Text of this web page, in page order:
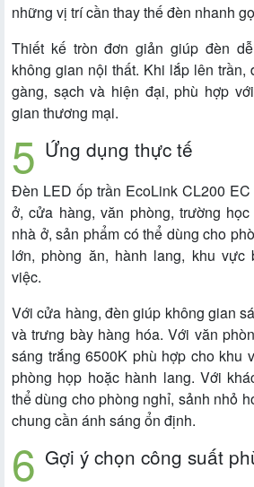
những vị trí cần thay thế đèn nhanh
Thiết kế tròn đơn giản giúp đèn
không gian nội thất. Khi lắp lên trần,
gàng, sạch và hiện đại, phù hợp
gian thương mại.
Ứng dụng thực tế
Đèn LED ốp trần EcoLink CL200
ở, cửa hàng, văn phòng, trường
nhà ở, sản phẩm có thể dùng cho
lớn, phòng ăn, hành lang, khu vực
việc.
Với cửa hàng, đèn giúp không gian
và trưng bày hàng hóa. Với văn
sáng trắng 6500K phù hợp cho khu
phòng họp hoặc hành lang. Với
thể dùng cho phòng nghỉ, sảnh nhỏ
chung cần ánh sáng ổn định.
Gợi ý chọn công suất